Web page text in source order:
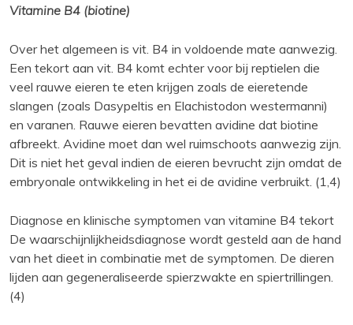
Vitamine B4 (biotine)
Over het algemeen is vit. B4 in voldoende mate aanwezig.
Een tekort aan vit. B4 komt echter voor bij reptielen die
veel rauwe eieren te eten krijgen zoals de eieretende
slangen (zoals Dasypeltis en Elachistodon westermanni)
en varanen. Rauwe eieren bevatten avidine dat biotine
afbreekt. Avidine moet dan wel ruimschoots aanwezig zijn.
Dit is niet het geval indien de eieren bevrucht zijn omdat de
embryonale ontwikkeling in het ei de avidine verbruikt. (1,4)
Diagnose en klinische symptomen van vitamine B4 tekort
De waarschijnlijkheidsdiagnose wordt gesteld aan de hand
van het dieet in combinatie met de symptomen. De dieren
lijden aan gegeneraliseerde spierzwakte en spiertrillingen.
(4)